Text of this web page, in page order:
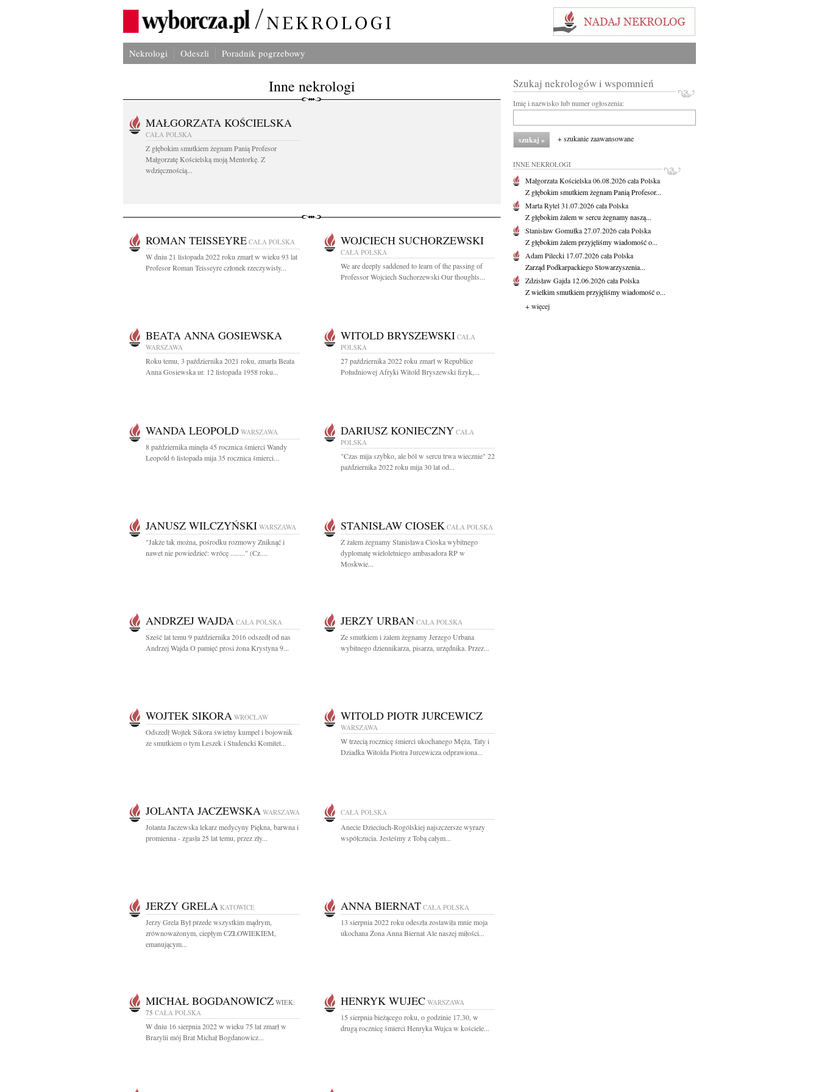
Nekrologi Odeszli Poradnik pogrzebowy
Inne nekrologi
MAŁGORZATA KOŚCIELSKA
CAŁA POLSKA
Z głębokim smutkiem żegnam Panią Profesor
Małgorzatę Kościelską moją Mentorkę. Z
wdzięcznością...
ROMAN TEISSEYRE CAŁA POLSKA
W dniu 21 listopada 2022 roku zmarł w wieku 93 lat
Profesor Roman Teisseyre członek rzeczywisty...
WOJCIECH SUCHORZEWSKI
CAŁA POLSKA
We are deeply saddened to learn of the passing of
Professor Wojciech Suchorzewski Our thoughts...
BEATA ANNA GOSIEWSKA
WARSZAWA
Roku temu, 3 października 2021 roku, zmarła Beata
Anna Gosiewska ur. 12 listopada 1958 roku...
WITOLD BRYSZEWSKI CAŁA
POLSKA
27 października 2022 roku zmarł w Republice
Południowej Afryki Witold Bryszewski fizyk,...
WANDA LEOPOLD WARSZAWA
8 października minęła 45 rocznica śmierci Wandy
Leopold 6 listopada mija 35 rocznica śmierci...
DARIUSZ KONIECZNY CAŁA
POLSKA
"Czas mija szybko, ale ból w sercu trwa wiecznie" 22
października 2022 roku mija 30 lat od...
JANUSZ WILCZYŃSKI WARSZAWA
"Jakże tak można, pośrodku rozmowy Zniknąć i
nawet nie powiedzieć: wrócę ........" (Cz....
STANISŁAW CIOSEK CAŁA POLSKA
Z żalem żegnamy Stanisława Cioska wybitnego
dyplomatę wieloletniego ambasadora RP w
Moskwie...
ANDRZEJ WAJDA CAŁA POLSKA
Sześć lat temu 9 października 2016 odszedł od nas
Andrzej Wajda O pamięć prosi żona Krystyna 9...
JERZY URBAN CAŁA POLSKA
Ze smutkiem i żalem żegnamy Jerzego Urbana
wybitnego dziennikarza, pisarza, urzędnika. Przez...
WOJTEK SIKORA WROCŁAW
Odszedł Wojtek Sikora świetny kumpel i bojownik
ze smutkiem o tym Leszek i Studencki Komitet...
WITOLD PIOTR JURCEWICZ
WARSZAWA
W trzecią rocznicę śmierci ukochanego Męża, Taty i
Dziadka Witolda Piotra Jurcewicza odprawiona...
JOLANTA JACZEWSKA WARSZAWA
Jolanta Jaczewska lekarz medycyny Piękna, barwna i
promienna - zgasła 25 lat temu, przez zły...
CAŁA POLSKA
Anecie Dzieciuch-Rogólskiej najszczersze wyrazy
współczucia. Jesteśmy z Tobą całym...
JERZY GRELA KATOWICE
Jerzy Grela Był przede wszystkim mądrym,
zrównoważonym, ciepłym CZŁOWIEKIEM,
emanującym...
ANNA BIERNAT CAŁA POLSKA
13 sierpnia 2022 roku odeszła zostawiła mnie moja
ukochana Żona Anna Biernat Ale naszej miłości...
MICHAŁ BOGDANOWICZ WIEK:
75 CAŁA POLSKA
W dniu 16 sierpnia 2022 w wieku 75 lat zmarł w
Brazylii mój Brat Michał Bogdanowicz...
HENRYK WUJEC WARSZAWA
15 sierpnia bieżącego roku, o godzinie 17.30, w
drugą rocznicę śmierci Henryka Wujca w kościele...
Szukaj nekrologów i wspomnień
Imię i nazwisko lub numer ogłoszenia:
+ szukanie zaawansowane
INNE NEKROLOGI
Małgorzata Kościelska06.08.2026cała Polska
Z głębokim smutkiem żegnam Panią Profesor...
Marta Rytel31.07.2026cała Polska
Z głębokim żalem w sercu żegnamy naszą...
Stanisław Gomułka27.07.2026cała Polska
Z głębokim żalem przyjęliśmy wiadomość o...
Adam Pilecki 17.07.2026cała Polska
Zarząd Podkarpackiego Stowarzyszenia...
Zdzisław Gajda 12.06.2026cała Polska
Z wielkim smutkiem przyjęliśmy wiadomość o...
+ więcej